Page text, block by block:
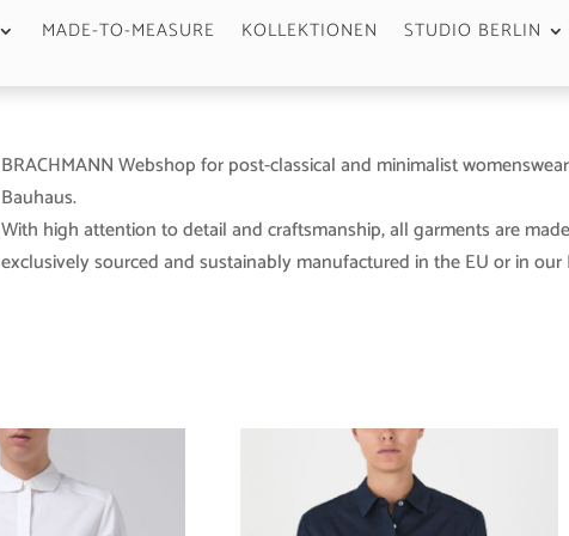
MADE-TO-MEASURE KOLLEKTIONEN STUDIO BERLIN
BRACHMANN Webshop for post-classical and minimalist
Bauhaus.
With high attention to detail and craftsmanship, all garments are
exclusively sourced and sustainably manufactured in the EU or in